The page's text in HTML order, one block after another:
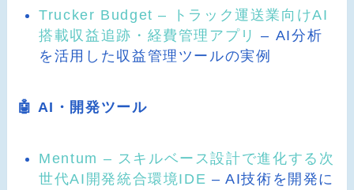
Trucker Budget – トラック運送業向けAI
搭載収益追跡・経費管理アプリ – AI分析
を活用した収益管理ツールの実例
🤖 AI・開発ツール
Mentum – スキルベース設計で進化する次
世代AI開発統合環境IDE – AI技術を開発に